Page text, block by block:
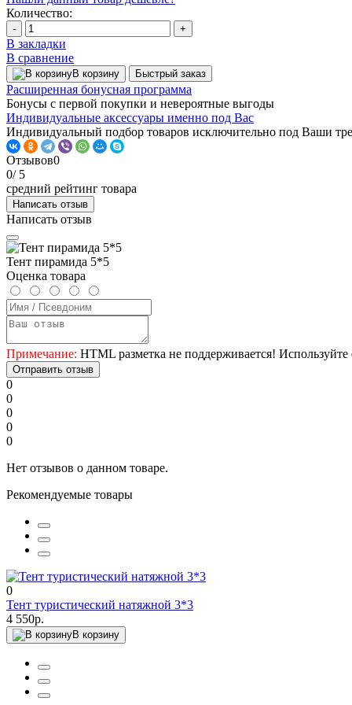
Количество:
- +
В закладки
В сравнение
В корзину Быстрый заказ
Расширенная бонусная программа
Бонусы с первой покупки и невероятные выгоды
Индивидуальные аксессуары именно под Вас
Индивидуальный подбор товаров исключительно под Ваши
Отзывов0
0/ 5
средний рейтинг товара
Написать отзыв
Написать отзыв
Тент пирамида 5*5
Оценка товара
Примечание: HTML разметка не поддерживается!
Отправить отзыв
0
0
0
0
0
Нет отзывов о данном товаре.
Рекомендуемые товары
0
Тент туристический натяжной 3*3
4 550р.
В корзину